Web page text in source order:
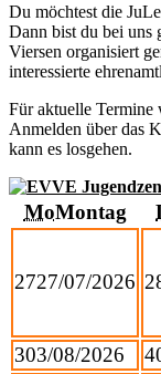
Du möchtest die
Dann bist du bei
Viersen organisiert
interessierte
Für aktuelle Termine
Anmelden über das
kann es losgehen.
MoMontag
2727/07/2026
303/08/2026 4